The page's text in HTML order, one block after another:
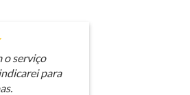
o serviço
para